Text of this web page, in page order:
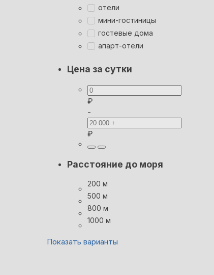
отели
мини-гостиницы
гостевые дома
апарт-отели
Цена за сутки
₽
-
₽
Расстояние до моря
200 м
500 м
800 м
1000 м
Показать варианты